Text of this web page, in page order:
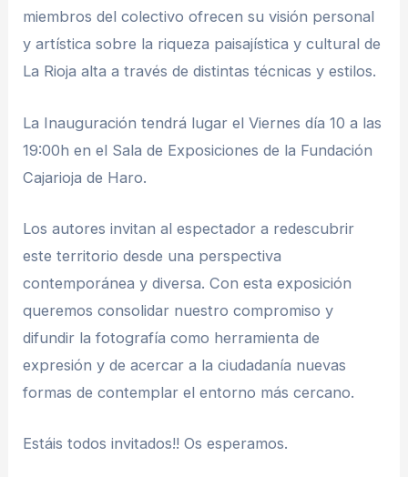
miembros del colectivo ofrecen su visión personal
y artística sobre la riqueza paisajística y cultural de
La Rioja alta a través de distintas técnicas y estilos.
La Inauguración tendrá lugar el Viernes día 10 a las
19:00h en el Sala de Exposiciones de la Fundación
Cajarioja de Haro.
Los autores invitan al espectador a redescubrir
este territorio desde una perspectiva
contemporánea y diversa. Con esta exposición
queremos consolidar nuestro compromiso y
difundir la fotografía como herramienta de
expresión y de acercar a la ciudadanía nuevas
formas de contemplar el entorno más cercano.
Estáis todos invitados!! Os esperamos.